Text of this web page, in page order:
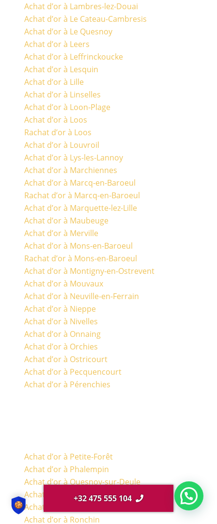
Achat d’or à Lambres-lez-Douai
Achat d’or à Le Cateau-Cambresis
Achat d’or à Le Quesnoy
Achat d’or à Leers
Achat d’or à Leffrinckoucke
Achat d’or à Lesquin
Achat d’or à Lille
Achat d’or à Linselles
Achat d’or à Loon-Plage
Achat d’or à Loos
Rachat d’or à Loos
Achat d’or à Louvroil
Achat d’or à Lys-les-Lannoy
Achat d’or à Marchiennes
Achat d’or à Marcq-en-Baroeul
Rachat d’or à Marcq-en-Baroeul
Achat d’or à Marquette-lez-Lille
Achat d’or à Maubeuge
Achat d’or à Merville
Achat d’or à Mons-en-Baroeul
Rachat d’or à Mons-en-Baroeul
Achat d’or à Montigny-en-Ostrevent
Achat d’or à Mouvaux
Achat d’or à Neuville-en-Ferrain
Achat d’or à Nieppe
Achat d’or à Nivelles
Achat d’or à Onnaing
Achat d’or à Orchies
Achat d’or à Ostricourt
Achat d’or à Pecquencourt
Achat d’or à Pérenchies
Achat d’or à Petite-Forêt
Achat d’or à Phalempin
Achat d’or à Quesnoy-sur-Deule
Achat d’or à Quievrechain
Achat d’or à Raismes
Achat d’or à Ronchin
+32 475 555 104